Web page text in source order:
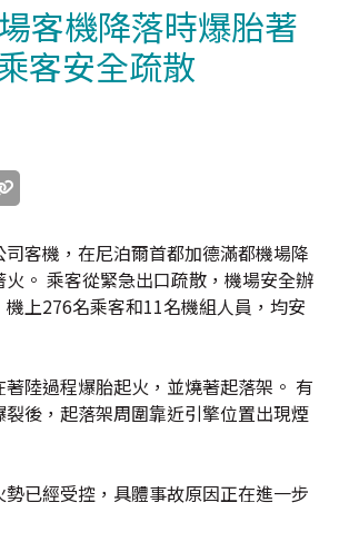
客機降落時爆胎著
客安全疏散
客機，在尼泊爾首都加德滿都機場降
。 乘客從緊急出口疏散，機場安全辦
上276名乘客和11名機組人員，均安
陸過程爆胎起火，並燒著起落架。 有
裂後，起落架周圍靠近引擎位置出現煙
已經受控，具體事故原因正在進一步